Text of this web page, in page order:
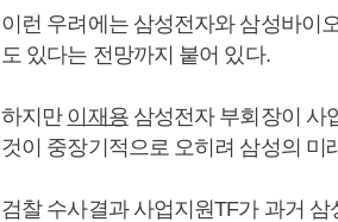
이런 우려에는 삼성전자와 삼성바이
도 있다는 전망까지 붙어 있다.
하지만 이재용삼성전자 부회장이 사
것이 중장기적으로 오히려 삼성의 미
검찰 수사결과 사업지원TF가 과거